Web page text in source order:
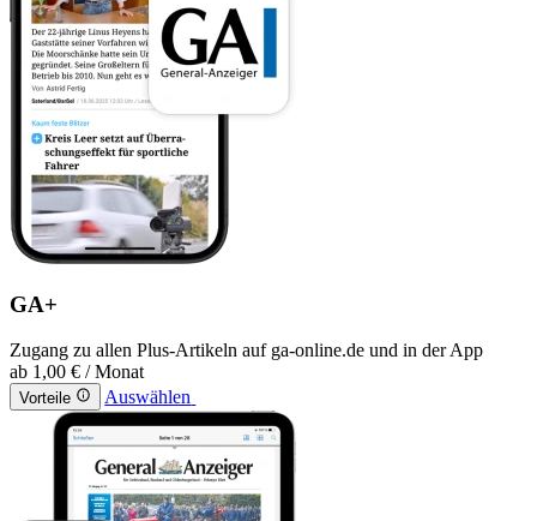
GA+
Zugang zu allen Plus-Artikeln auf ga-online.de und in der App
ab 1,00 € / Monat
Vorteile Auswählen